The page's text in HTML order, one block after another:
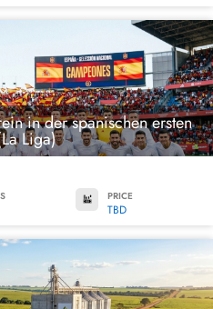
in der spanischen ersten
Liga)
PRICE
TBD